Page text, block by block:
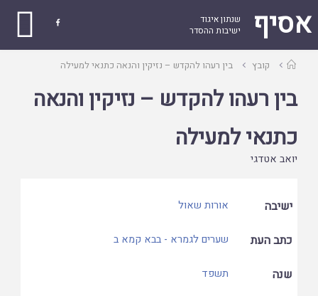
אסיף
שנתון איגוד
ישיבות ההסדר

עמודקובץ בין רעהו להקדש – נזיקין והנאה כתנאי למעילה
בין רעהו להקדש – נזיקין והנאה
כתנאי למעילה
יואב אטדגי
ישיבה אורות שאול
כתב העת שערים לגמרא - בבא קמא ב
שנה תשפד